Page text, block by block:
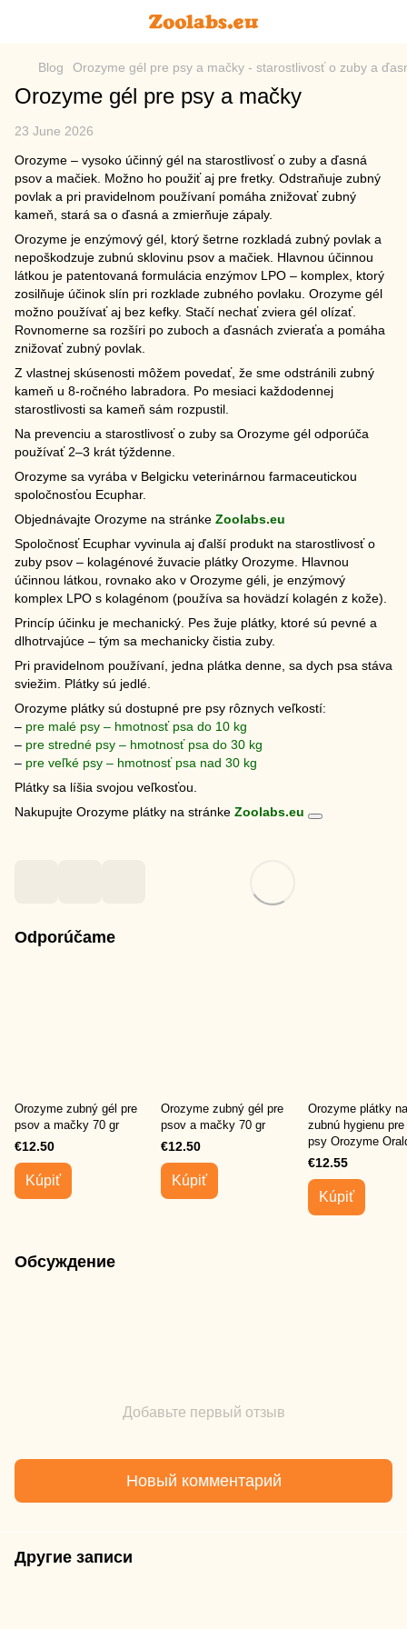
Blog Orozyme gél pre psy a mačky - starostlivosť o zuby a
Orozyme gél pre psy a mačky
23 June 2026
Orozyme – vysoko účinný gél na starostlivosť o zuby a ďasná
psov a mačiek. Možno ho použiť aj pre fretky. Odstraňuje zubný
povlak a pri pravidelnom používaní pomáha znižovať zubný
kameň, stará sa o ďasná a zmierňuje zápaly.
Orozyme je enzýmový gél, ktorý šetrne rozkladá zubný povlak a
nepoškodzuje zubnú sklovinu psov a mačiek. Hlavnou účinnou
látkou je patentovaná formulácia enzýmov LPO – komplex, ktorý
zosilňuje účinok slín pri rozklade zubného povlaku. Orozyme gél
možno používať aj bez kefky. Stačí nechať zviera gél olízať.
Rovnomerne sa rozšíri po zuboch a ďasnách zvieraťa a pomáha
znižovať zubný povlak.
Z vlastnej skúsenosti môžem povedať, že sme odstránili zubný
kameň u 8-ročného labradora. Po mesiaci každodennej
starostlivosti sa kameň sám rozpustil.
Na prevenciu a starostlivosť o zuby sa Orozyme gél odporúča
používať 2–3 krát týždenne.
Orozyme sa vyrába v Belgicku veterinárnou farmaceutickou
spoločnosťou Ecuphar.
Objednávajte Orozyme na stránke Zoolabs.eu
Spoločnosť Ecuphar vyvinula aj ďalší produkt na starostlivosť o
zuby psov – kolagénové žuvacie plátky Orozyme. Hlavnou
účinnou látkou, rovnako ako v Orozyme géli, je enzýmový
komplex LPO s kolagénom (používa sa hovädzí kolagén z kože).
Princíp účinku je mechanický. Pes žuje plátky, ktoré sú pevné a
dlhotrvajúce – tým sa mechanicky čistia zuby.
Pri pravidelnom používaní, jedna plátka denne, sa dych psa stáva
sviežim. Plátky sú jedlé.
Orozyme plátky sú dostupné pre psy rôznych veľkostí:
– pre malé psy – hmotnosť psa do 10 kg
– pre stredné psy – hmotnosť psa do 30 kg
– pre veľké psy – hmotnosť psa nad 30 kg
Plátky sa líšia svojou veľkosťou.
Nakupujte Orozyme plátky na stránke Zoolabs.eu
Odporúčame
Orozyme zubný gél pre
psov a mačky 70 gr
€12.50
Kúpiť
Orozyme zubný gél pre
psov a mačky 70 gr
€12.50
Kúpiť
Orozyme plátky na
zubnú hygienu pre
psy Orozyme
Collagen Strips
€12.55
Kúpiť
Обсуждение
Добавьте первый отзыв
Новый комментарий
Другие записи